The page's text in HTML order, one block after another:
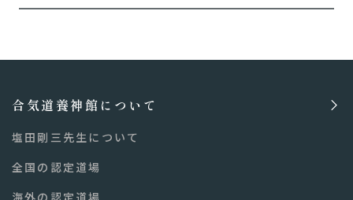
合気道養神館について
塩田剛三先生について
全国の認定道場
海外の認定道場